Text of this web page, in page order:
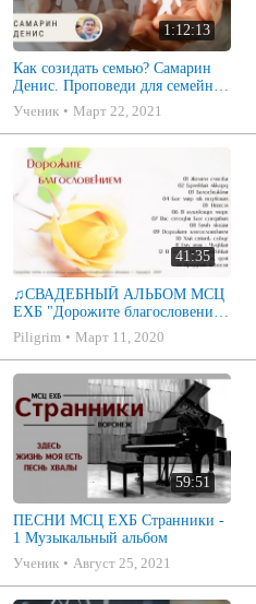
1:12:13
Как созидать семью? Самарин
Денис. Проповеди для семейных
МСЦ ЕХБ
Ученик Март 22, 2021
41:35
♫СВАДЕБНЫЙ АЛЬБОМ МСЦ
ЕХБ "Дорожите благословением
- Христианские песни.
Музыкальный диск. Псалмы
Piligrim Март 11, 2020
59:51
ПЕСНИ МСЦ ЕХБ Странники -
1 Музыкальный альбом
Ученик
Август 25, 2021